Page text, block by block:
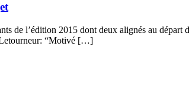
de l’édition 2015 dont deux alignés au départ
Letourneur: “Motivé […]